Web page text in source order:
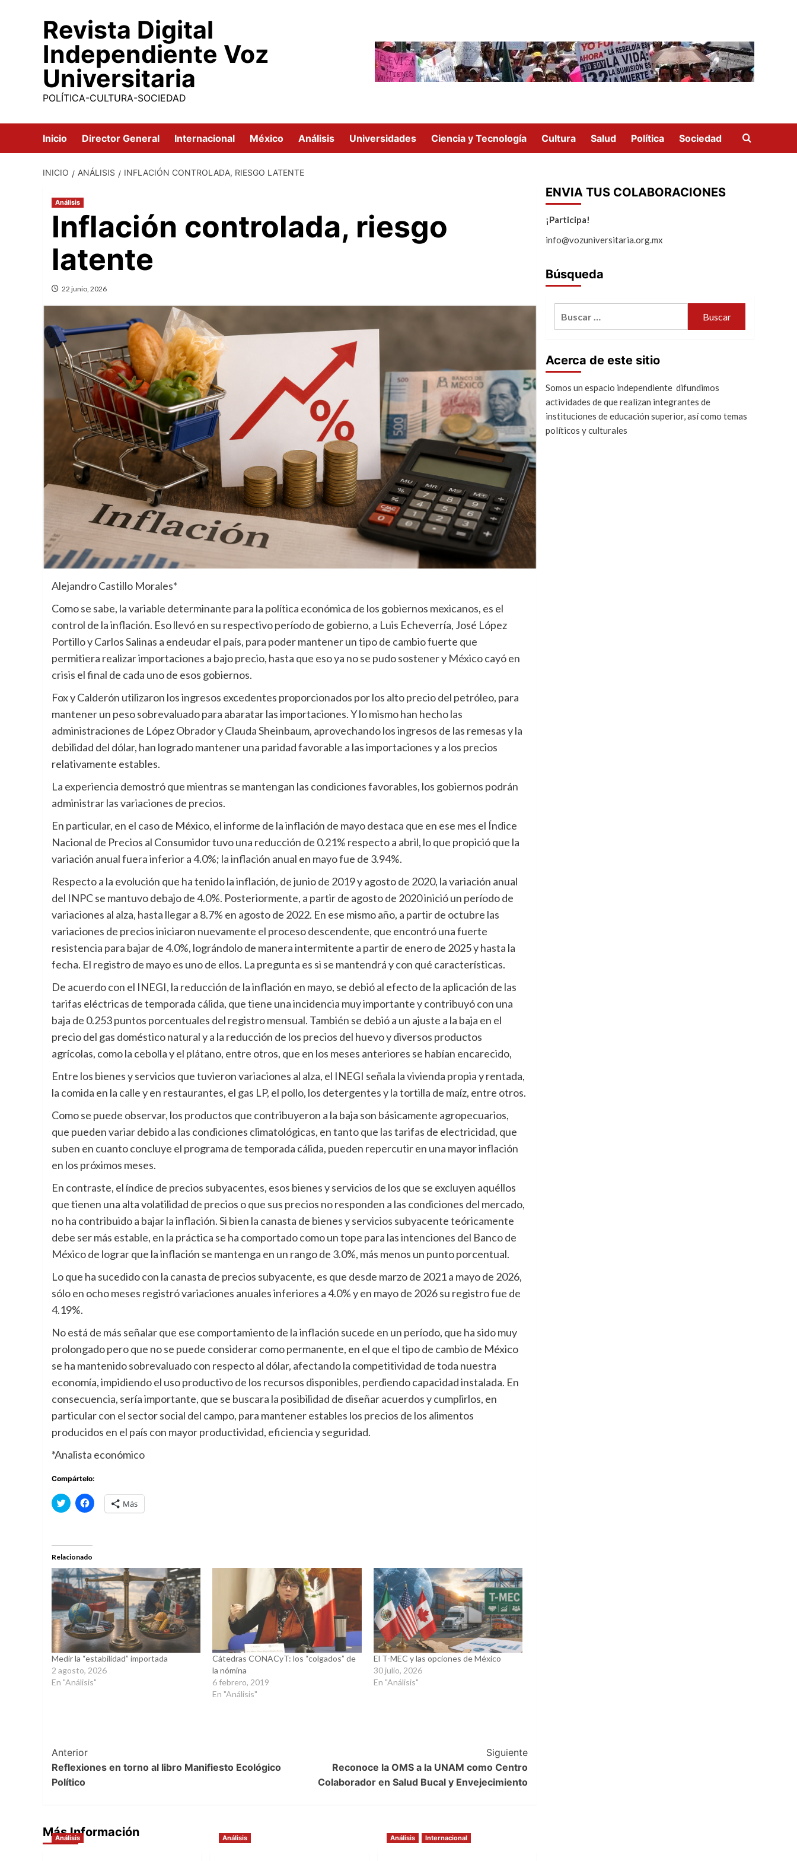
Revista Digital
Independiente Voz
Universitaria
POLÍTICA-CULTURA-SOCIEDAD
Inicio Director General Internacional México Análisis Universidades Ciencia y Tecnología Cultura Salud Política Sociedad
INICIO ANÁLISIS INFLACIÓN CONTROLADA, RIESGO LATENTE
Análisis
Inflación controlada, riesgo
latente
22 junio, 2026
Alejandro Castillo Morales*
Como se sabe, la variable determinante para la política económica de los gobiernos mexicanos, es el
control de la inflación. Eso llevó en su respectivo período de gobierno, a Luis Echeverría, José López
Portillo y Carlos Salinas a endeudar el país, para poder mantener un tipo de cambio fuerte que
permitiera realizar importaciones a bajo precio, hasta que eso ya no se pudo sostener y México cayó en
crisis el final de cada uno de esos gobiernos.
Fox y Calderón utilizaron los ingresos excedentes proporcionados por los alto precio del petróleo, para
mantener un peso sobrevaluado para abaratar las importaciones. Y lo mismo han hecho las
administraciones de López Obrador y Clauda Sheinbaum, aprovechando los ingresos de las remesas y la
debilidad del dólar, han logrado mantener una paridad favorable a las importaciones y a los precios
relativamente estables.
La experiencia demostró que mientras se mantengan las condiciones favorables, los gobiernos podrán
administrar las variaciones de precios.
En particular, en el caso de México, el informe de la inflación de mayo destaca que en ese mes el Índice
Nacional de Precios al Consumidor tuvo una reducción de 0.21% respecto a abril, lo que propició que la
variación anual fuera inferior a 4.0%; la inflación anual en mayo fue de 3.94%.
Respecto a la evolución que ha tenido la inflación, de junio de 2019 y agosto de 2020, la variación anual
del INPC se mantuvo debajo de 4.0%. Posteriormente, a partir de agosto de 2020 inició un período de
variaciones al alza, hasta llegar a 8.7% en agosto de 2022. En ese mismo año, a partir de octubre las
variaciones de precios iniciaron nuevamente el proceso descendente, que encontró una fuerte
resistencia para bajar de 4.0%, lográndolo de manera intermitente a partir de enero de 2025 y hasta la
fecha. El registro de mayo es uno de ellos. La pregunta es si se mantendrá y con qué características.
De acuerdo con el INEGI, la reducción de la inflación en mayo, se debió al efecto de la aplicación de las
tarifas eléctricas de temporada cálida, que tiene una incidencia muy importante y contribuyó con una
baja de 0.253 puntos porcentuales del registro mensual. También se debió a un ajuste a la baja en el
precio del gas doméstico natural y a la reducción de los precios del huevo y diversos productos
agrícolas, como la cebolla y el plátano, entre otros, que en los meses anteriores se habían encarecido,
Entre los bienes y servicios que tuvieron variaciones al alza, el INEGI señala la vivienda propia y rentada,
la comida en la calle y en restaurantes, el gas LP, el pollo, los detergentes y la tortilla de maíz, entre otros.
Como se puede observar, los productos que contribuyeron a la baja son básicamente agropecuarios,
que pueden variar debido a las condiciones climatológicas, en tanto que las tarifas de electricidad, que
suben en cuanto concluye el programa de temporada cálida, pueden repercutir en una mayor inflación
en los próximos meses.
En contraste, el índice de precios subyacentes, esos bienes y servicios de los que se excluyen aquéllos
que tienen una alta volatilidad de precios o que sus precios no responden a las condiciones del mercado,
no ha contribuido a bajar la inflación. Si bien la canasta de bienes y servicios subyacente teóricamente
debe ser más estable, en la práctica se ha comportado como un tope para las intenciones del Banco de
México de lograr que la inflación se mantenga en un rango de 3.0%, más menos un punto porcentual.
Lo que ha sucedido con la canasta de precios subyacente, es que desde marzo de 2021 a mayo de 2026,
sólo en ocho meses registró variaciones anuales inferiores a 4.0% y en mayo de 2026 su registro fue de
4.19%.
No está de más señalar que ese comportamiento de la inflación sucede en un período, que ha sido muy
prolongado pero que no se puede considerar como permanente, en el que el tipo de cambio de México
se ha mantenido sobrevaluado con respecto al dólar, afectando la competitividad de toda nuestra
economía, impidiendo el uso productivo de los recursos disponibles, perdiendo capacidad instalada. En
consecuencia, sería importante, que se buscara la posibilidad de diseñar acuerdos y cumplirlos, en
particular con el sector social del campo, para mantener estables los precios de los alimentos
producidos en el país con mayor productividad, eficiencia y seguridad.
*Analista económico
Compártelo:
Haz
clic
(Se
abre
en
una
ventana
nueva)
Haz
clic
(Se
abre
en
una
ventana
nueva)
Más
Relacionado
Medir la “estabilidad” importada
2 agosto, 2026
En "Análisis"
Cátedras CONACyT: los “colgados” de
la nómina
6 febrero, 2019
En "Análisis"
El T-MEC y las opciones de México
30 julio, 2026
En "Análisis"
Post
Navigation
Anterior
Reflexiones en torno al libro Manifiesto Ecológico
Político
Siguiente
Reconoce la OMS a la UNAM como Centro
Colaborador en Salud Bucal y Envejecimiento
Más Información
Análisis Análisis Análisis Internacional
ENVIA TUS COLABORACIONES
¡Participa!
info@vozuniversitaria.org.mx
Búsqueda
Acerca de este sitio
Somos un espacio independiente difundimos
actividades de que realizan integrantes de
instituciones de educación superior, así como temas
políticos y culturales